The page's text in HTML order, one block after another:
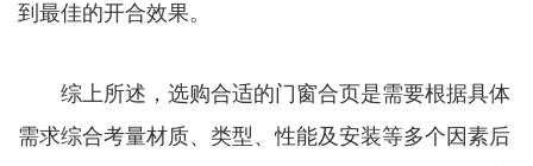
到最佳的开合效果。
综上所述，选购合适的门窗合页是需要根据具体
需求综合考量材质、类型、性能及安装等多个因素后